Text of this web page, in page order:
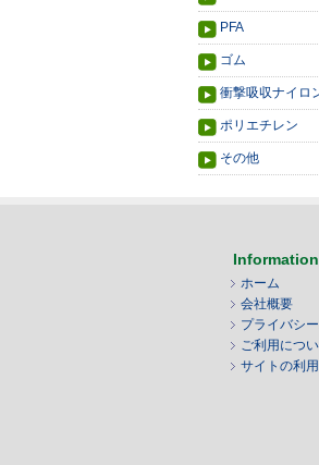
PFA
ゴム
衝撃吸収ナイロ
ポリエチレン
その他
Information
ホーム
会社概要
プライバシ
ご利用につ
サイトの利